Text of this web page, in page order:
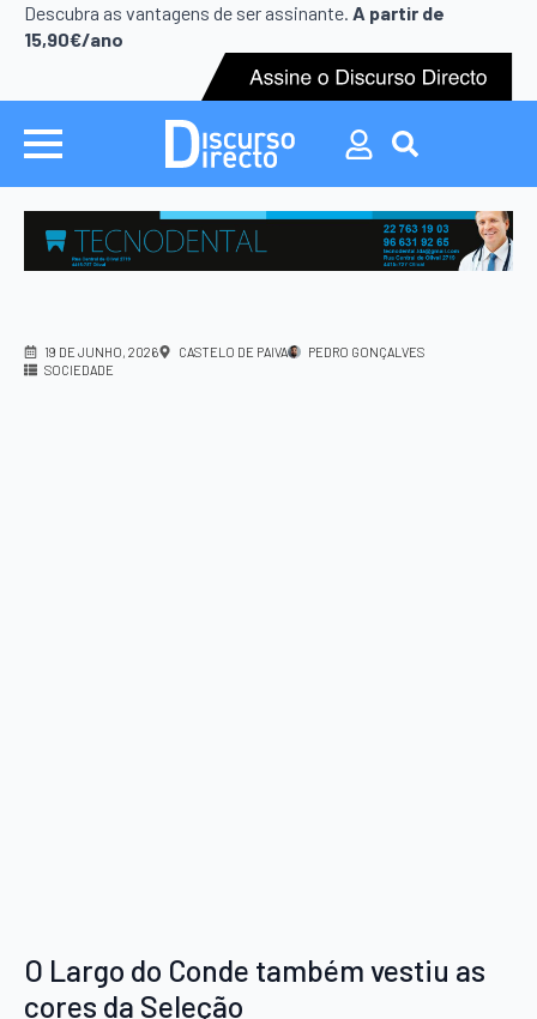
Descubra as vantagens de ser assinante. A partir de
15,90€/ano
Search
for:
Search
19 DE JUNHO, 2026 CASTELO DE PAIVA
PEDRO GONÇALVES
SOCIEDADE
O Largo do Conde também vestiu as
cores da Seleção